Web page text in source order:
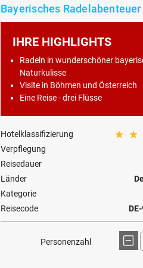
Bayerisches
IHRE HIGHLIGHTS
Radeln in wunderschöner
Naturkulisse
Visite in Böhmen und Österreich
Eine Reise - drei Flüsse
Hotelklassifizierung
Verpflegung
Reisedauer
Länder
Kategorie
Reisecode
Personenzahl